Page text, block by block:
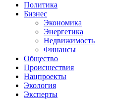
Политика
Бизнес
Экономика
Энергетика
Недвижимость
Финансы
Общество
Происшествия
Нацпроекты
Экология
Эксперты